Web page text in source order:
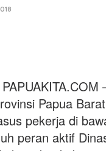
r
d
i
K
b
Papua
pekerja di
peran aktif